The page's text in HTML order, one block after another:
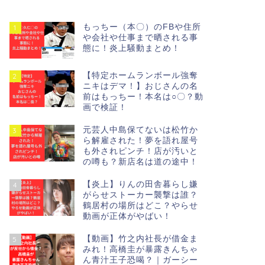
1
もっちー（本〇）のFBや住所
や会社や仕事まで晒される事
態に！炎上騒動まとめ！
2
【特定ホームランボール強奪
ニキはデマ！】おじさんの名
前はもっちー！本名は○〇？動
画で検証！
3
元芸人中島保てないは松竹か
ら解雇された！夢を語れ屋号
も外されピンチ！店が汚いと
の噂も？新店名は道の途中！
4
【炎上】りんの田舎暮らし嫌
がらせストーカー襲撃は誰？
鶴居村の場所はどこ？やらせ
動画が正体がやばい！
5
【動画】竹之内社長が借金ま
みれ！高橋圭が暴露きんちゃ
ん青汁王子恐喝？｜ガーシー